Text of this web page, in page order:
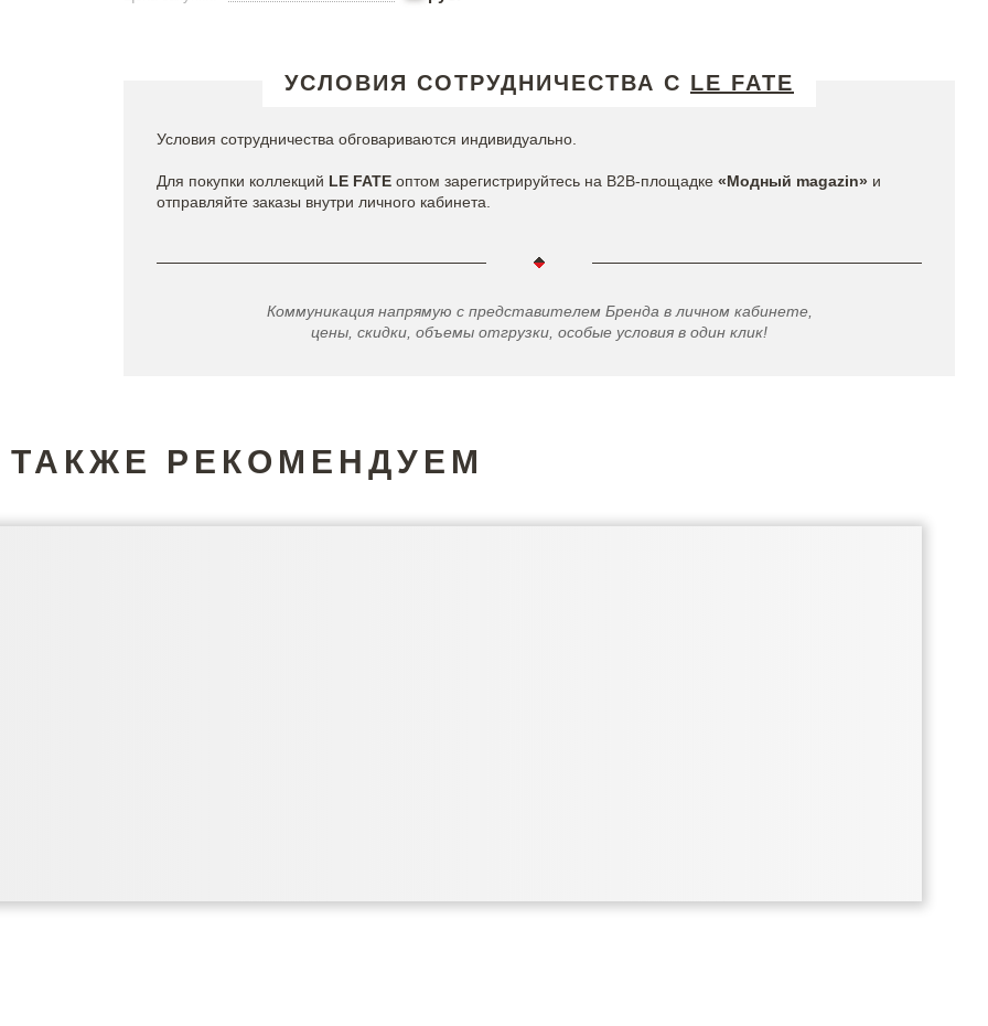
УСЛОВИЯ СОТРУДНИЧЕСТВА С LE FATE
Условия сотрудничества обговариваются индивидуально.
Для покупки коллекций LE FATE оптом зарегистрируйтесь на B2B-площадке «Модный magazin» и
отправляйте заказы внутри личного кабинета.
Коммуникация напрямую с представителем Бренда в личном кабинете,
цены, скидки, объемы отгрузки, особые условия в один клик!
ТАКЖЕ РЕКОМЕНДУЕМ